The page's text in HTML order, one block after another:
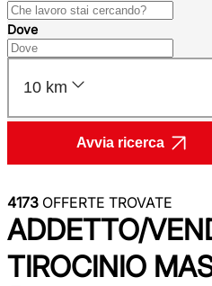
Dove
10 km
Avvia ricerca
4173 OFFERTE TROVATE
ADDETTO/
TIROCINIO